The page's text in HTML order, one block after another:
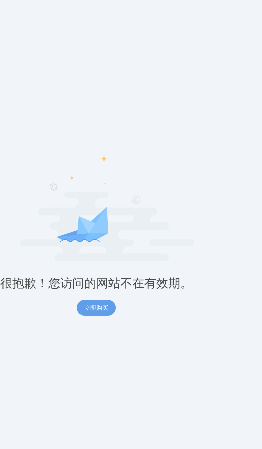
很抱歉！您访问的网站不在有效期。
立即购买